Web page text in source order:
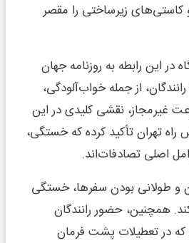
زیرساختی را مقصر
در این رابطه به روزنامه جهان
از جمله خواب‌آلودگی،
غیرمجاز، نقشی کلیدی در این
تهران تأکید کرده که خستگی،
اصلی تصادفات‌اند.
و طولانی بودن سفرها، خستگی
همچنین، حضور رانندگان
که در تعطیلات پشت فرمان